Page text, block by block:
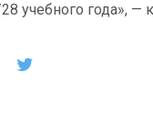
учебного года», —